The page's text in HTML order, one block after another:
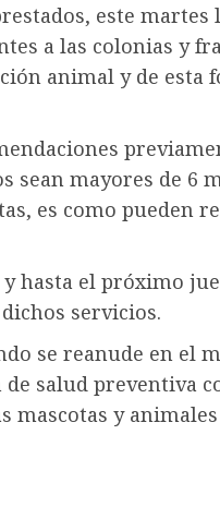
este
a las colonias y
animal y de esta
mayores de 6
es como pueden
hasta el próximo
servicios.
se reanude en el
salud preventiva
mascotas y